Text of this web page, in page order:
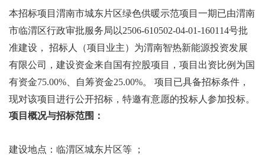
本招标项目渭南市城东片区绿色供暖示范项目一期已由渭南
市临渭区行政审批服务局以2506-610502-04-01-160114号批
准建设， 招标人（项目业主）为渭南智热新能源投资发展
有限公司，建设资金来自国有控股项目，项目出资比例为国
有资金75.00%、自筹资金25.00%。 项目已具备招标条件，
现对该项目进行公开招标，特邀有意愿的投标人参加投标。
项目概况与招标范围：
建设地点：临渭区城东片区等 ；